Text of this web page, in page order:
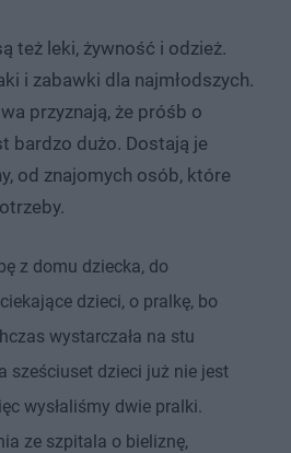
też leki, żywność i odzież.
i zabawki dla najmłodszych.
przyznają, że próśb o
bardzo dużo. Dostają je
od znajomych osób, które
z domu dziecka, do
dzieci, o pralkę, bo
wystarczała na stu
sześciuset dzieci już nie jest
wysłaliśmy dwie pralki.
ze szpitala o bieliznę,